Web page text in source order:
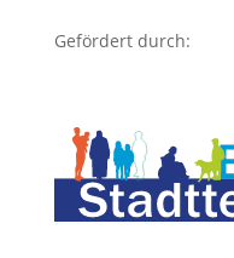
Gefördert durch: